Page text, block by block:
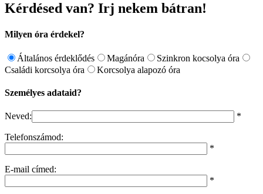
Kérdésed van? Irj nekem bátran!
Milyen óra érdekel?
Általános érdeklődés Magánóra
Szinkron kocsolya óra
Családi korcsolya óra
Korcsolya alapozó óra
Személyes adataid?
Neved: *
Telefonszámod:
*
E-mail címed:
*